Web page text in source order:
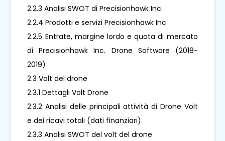
2.2.3 Analisi SWOT di Precisionhawk Inc.
2.2.4 Prodotti e servizi Precisionhawk Inc
2.2.5 Entrate, margine lordo e quota di mercato
di Precisionhawk Inc. Drone Software (2018-
2019)
2.3 Volt del drone
2.3.1 Dettagli Volt Drone
2.3.2 Analisi delle principali attività di Drone Volt
e dei ricavi totali (dati finanziari).
2.3.3 Analisi SWOT del volt del drone